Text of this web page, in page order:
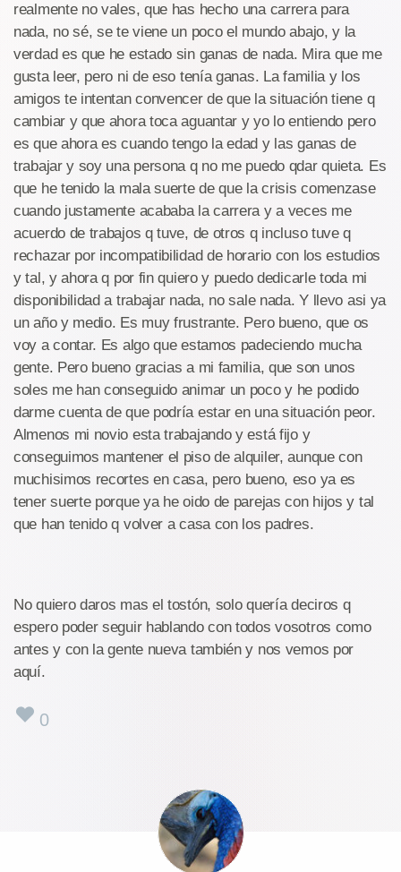
realmente no vales, que has hecho una carrera para
nada, no sé, se te viene un poco el mundo abajo, y la
verdad es que he estado sin ganas de nada. Mira que me
gusta leer, pero ni de eso tenía ganas. La familia y los
amigos te intentan convencer de que la situación tiene q
cambiar y que ahora toca aguantar y yo lo entiendo pero
es que ahora es cuando tengo la edad y las ganas de
trabajar y soy una persona q no me puedo qdar quieta. Es
que he tenido la mala suerte de que la crisis comenzase
cuando justamente acababa la carrera y a veces me
acuerdo de trabajos q tuve, de otros q incluso tuve q
rechazar por incompatibilidad de horario con los estudios
y tal, y ahora q por fin quiero y puedo dedicarle toda mi
disponibilidad a trabajar nada, no sale nada. Y llevo asi ya
un año y medio. Es muy frustrante. Pero bueno, que os
voy a contar. Es algo que estamos padeciendo mucha
gente. Pero bueno gracias a mi familia, que son unos
soles me han conseguido animar un poco y he podido
darme cuenta de que podría estar en una situación peor.
Almenos mi novio esta trabajando y está fijo y
conseguimos mantener el piso de alquiler, aunque con
muchisimos recortes en casa, pero bueno, eso ya es
tener suerte porque ya he oido de parejas con hijos y tal
que han tenido q volver a casa con los padres.
No quiero daros mas el tostón, solo quería deciros q
espero poder seguir hablando con todos vosotros como
antes y con la gente nueva también y nos vemos por
aquí.
0